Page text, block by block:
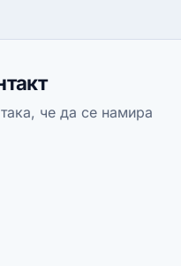
че да се намира